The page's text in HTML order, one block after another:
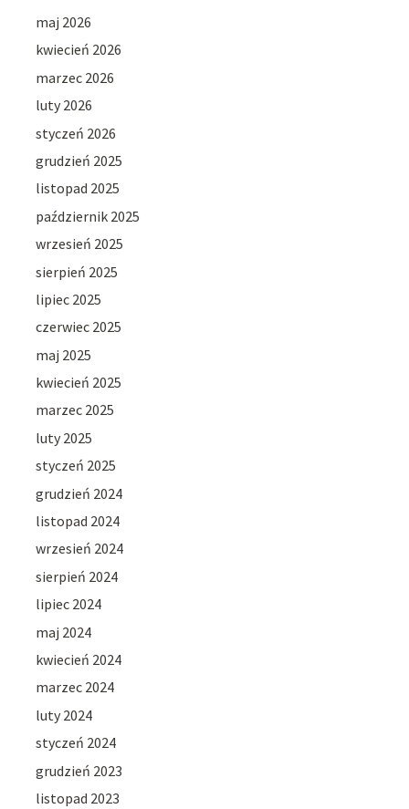
maj 2026
kwiecień 2026
marzec 2026
luty 2026
styczeń 2026
grudzień 2025
listopad 2025
październik 2025
wrzesień 2025
sierpień 2025
lipiec 2025
czerwiec 2025
maj 2025
kwiecień 2025
marzec 2025
luty 2025
styczeń 2025
grudzień 2024
listopad 2024
wrzesień 2024
sierpień 2024
lipiec 2024
maj 2024
kwiecień 2024
marzec 2024
luty 2024
styczeń 2024
grudzień 2023
listopad 2023